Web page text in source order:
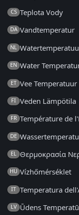
CS Teplota Vody
DA Vandtemperatur
NL
EN Water
ET Vee Temperatuur
FI Veden Lämpötila
FR Température de
DE
EL Θερμοκρασία
HU Vízhőmérséklet
IT Temperatura
LV Ūdens